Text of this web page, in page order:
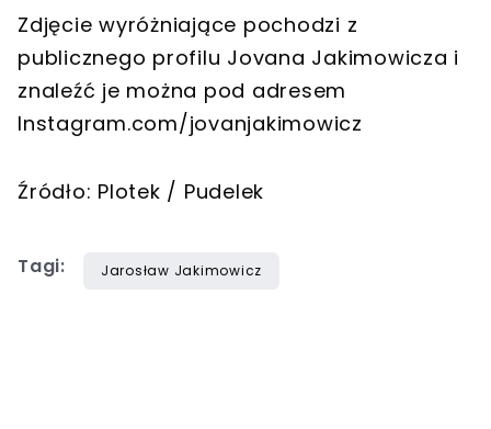
Zdjęcie wyróżniające pochodzi z
publicznego profilu Jovana Jakimowicza i
znaleźć je można pod adresem
Instagram.com/jovanjakimowicz
Źródło: Plotek / Pudelek
Tagi: Jarosław Jakimowicz